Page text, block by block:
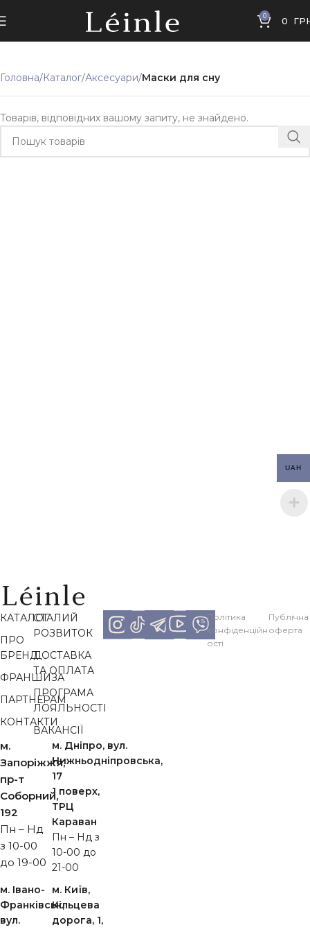
0 0
Головна Каталог Аксесуари Маски для сну
Товарів, відповідних вашому запиту, не знайдено.
м.
Запоріжжя,
пр-т
Cоборний,
192
Пн – Нд
з 10-00
до 19-00
м. Дніпро, вул.
Нижньодніпровська,
17
1 поверх,
ТРЦ
Караван
Пн – Нд з
10-00 до
21-00
м. Івано-
Франківськ,
вул.
м. Київ,
Кільцева
дорога, 1,
КАТАЛОГ
ПРО
БРЕНД
ФРАНШИЗА
ПАРТНЕРАМ
КОНТАКТИ
СТАЛИЙ
РОЗВИТОК
ДОСТАВКА
ТА ОПЛАТА
ПРОГРАМА
ЛОЯЛЬНОСТІ
ВАКАНСІЇ
Політика
конфіденційн
ості
Публічна
оферта
UAH